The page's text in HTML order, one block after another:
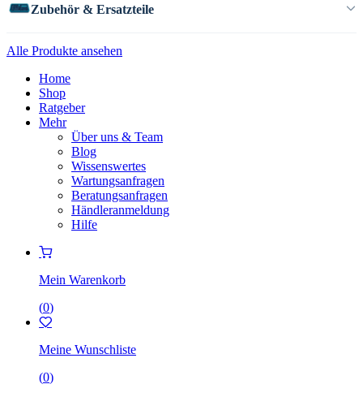
Zubehör & Ersatzteile
Alle Produkte ansehen
Home
Shop
Ratgeber
Mehr
Über uns & Team
Blog
Wissenswertes
Wartungsanfragen
Beratungsanfragen
Händleranmeldung
Hilfe
Mein Warenkorb
(0)
Meine Wunschliste
(0)